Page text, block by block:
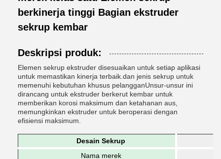
berkinerja tinggi Bagian ekstruder
sekrup kembar
Deskripsi produk:
Elemen sekrup ekstruder disesuaikan untuk setiap aplikasi
untuk memastikan kinerja terbaik.dan jenis sekrup untuk
memenuhi kebutuhan khusus pelangganUnsur-unsur ini
dirancang untuk ekstruder berkerut kembar untuk
memberikan korosi maksimum dan ketahanan aus,
memungkinkan ekstruder untuk beroperasi dengan
efisiensi maksimum.
Desain Sekrup
Nama merek